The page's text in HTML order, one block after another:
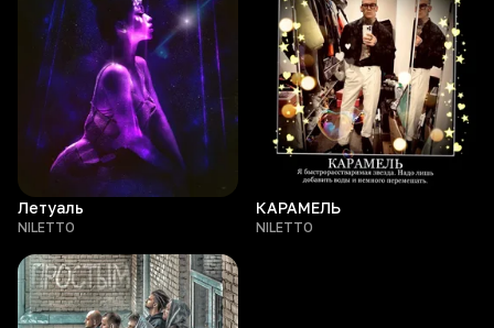
Летуаль
NILETTO
КАРАМЕЛЬ
NILETTO